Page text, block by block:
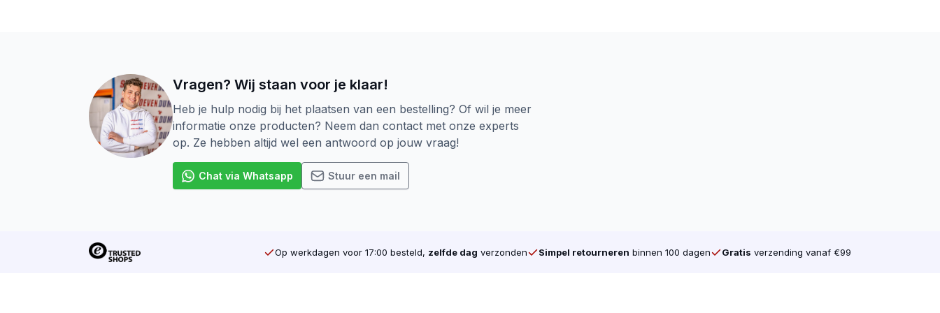
Vragen? Wij staan voor je klaar!
Heb je hulp nodig bij het plaatsen van een bestelling? Of wil je meer
informatie onze producten? Neem dan contact met onze experts
op. Ze hebben altijd wel een antwoord op jouw vraag!
Chat via Whatsapp Stuur een mail
Op werkdagen voor 17:00 besteld, zelfde dag verzonden Simpel retourneren binnen 100 dagen Gratis verzending vanaf €99